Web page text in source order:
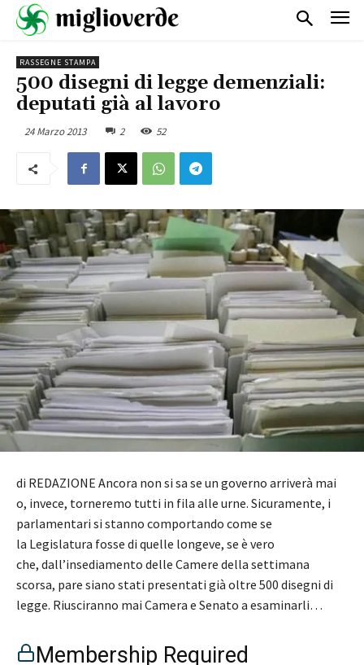
RASSEGNE STAMPA
500 disegni di legge demenziali:
deputati già al lavoro
24 Marzo 2013 2 52
di REDAZIONE Ancora non si sa se un governo arriverà mai
o, invece, torneremo tutti in fila alle urne. Sicuramente, i
parlamentari si stanno comportando come se
la Legislatura fosse di quelle longeve, se è vero
che, dall’insediamento delle Camere della settimana
scorsa, pare siano stati presentati già oltre 500 disegni di
legge. Riusciranno mai Camera e Senato a esaminarli…
Membership Required